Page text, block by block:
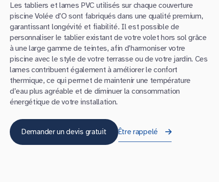
Les tabliers et lames PVC utilisés sur chaque couverture
piscine Volée d’O sont fabriqués dans une qualité premium,
garantissant longévité et fiabilité. Il est possible de
personnaliser le tablier existant de votre volet hors sol grâce
à une large gamme de teintes, afin d’harmoniser votre
piscine avec le style de votre terrasse ou de votre jardin. Ces
lames contribuent également à améliorer le confort
thermique, ce qui permet de maintenir une température
d’eau plus agréable et de diminuer la consommation
énergétique de votre installation.
Demander un devis gratuit Être rappelé